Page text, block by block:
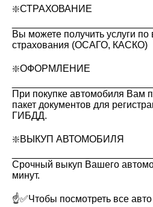
❇️СТРАХОВАНИЕ
Вы можете получить услуги
страхования (ОСАГО, КАСКО)
❇️ОФОРМЛЕНИЕ
При покупке автомобиля Вам
пакет документов для
ГИБДД.
❇️ВЫКУП АВТОМОБИЛЯ
Срочный выкуп Вашего
минут.
☝️✅Чтобы посмотреть все